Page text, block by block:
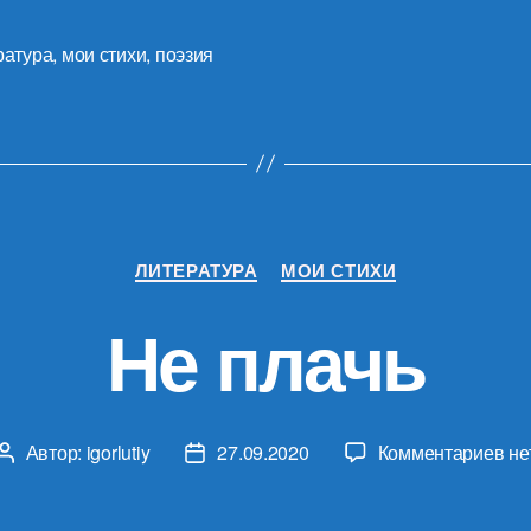
, мои стихи, поэзия
Рубрики
ЛИТЕРАТУРА МОИ СТИХИ
Не плачь
Автор
Автор: igorlutiy
Дата27.09.2020 Комментариевк